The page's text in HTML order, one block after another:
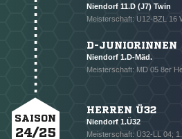
* Pflichtfelder
Niendorf 11.D (J7) Twin
Meisterschaft: U12-BZL 16
D-JUNIORINNEN
Niendorf 1.D-Mäd.
Meisterschaft: MD 05 8er
SAISON
24/25
HERREN Ü32
Niendorf 1.Ü32
Meisterschaft: Ü32-LL 04;